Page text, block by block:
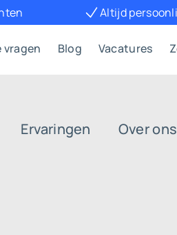
Altijd
vragen Blog Vacatures
Ervaringen Over ons